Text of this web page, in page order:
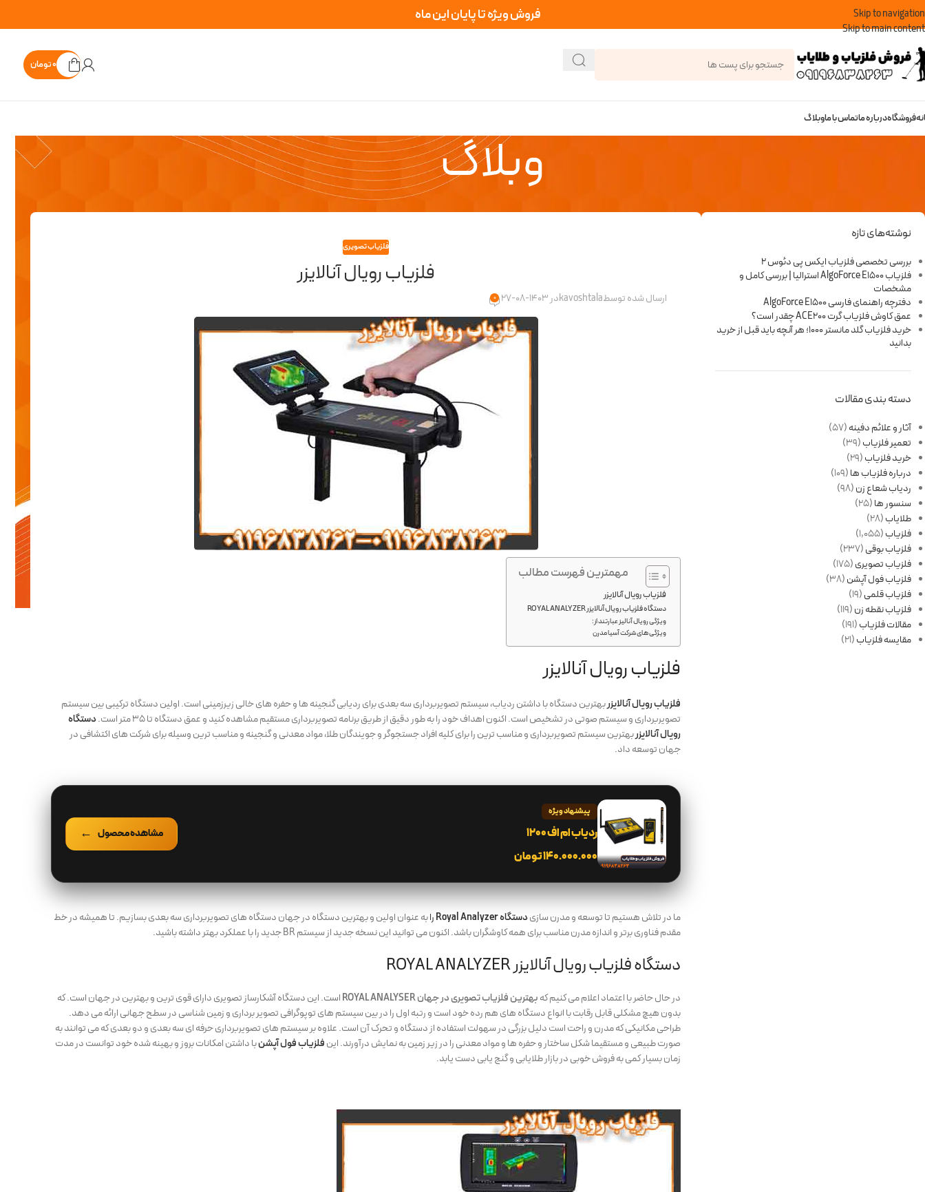
Skip to navigation
Skip to main content
فروش ویژه تا پایان این ماه
۰تومان
فروشگاهدرباره ماتماس با ماوبلاگ
وبلاگ
نوشته‌های تازه
بررسی تخصصی فلزیاب ایکس پی دئوس 2
فلزیاب AlgoForce E1500 استرالیا | بررسی کامل و
مشخصات
دفترچه راهنمای فارسی AlgoForce E1500
عمق کاوش فلزیاب گرت ACE200 چقدر است؟
خرید فلزیاب گلد مانستر 1000؛ هر آنچه باید قبل از خرید
بدانید
دسته بندی مقالات
آثار و علائم دفینه(57)
تعمیر فلزیاب(39)
خرید فلزیاب(29)
درباره فلزیاب ها(109)
ردیاب شعاع زن(98)
سنسور ها(25)
طلایاب(28)
فلزیاب(1,055)
فلزیاب بوقی(237)
فلزیاب تصویری(175)
فلزیاب فول آپشن(38)
فلزیاب قلمی(19)
فلزیاب نقطه زن(119)
مقالات فلزیاب(191)
مقایسه فلزیاب(21)
فلزیاب تصویری
فلزیاب رویال آنالایزر
ارسال شده توسطkavoshtalaدر 1403-08-27 0
مهمترین فهرست مطالب
فلزیاب رویال آنالایزر
دستگاه فلزیاب رویال آنالایزر ROYAL ANALYZER
ویژگی رویال آنالیز عبارتند از:
ویژگی های شرکت آسیا مدرن
فلزیاب رویال آنالایزر
فلزیاب رویال آنالایزربهترین دستگاه با داشتن ردیاب، سیستم تصویربرداری سه بعدی برای ردیابی گنجینه ها و حفره های خالی زیرزمینی است. اولین دستگاه ترکیبی بین سیستم
تصویربرداری و سیستم صوتی در تشخیص است. اکنون اهداف خود را به طور دقیق از طریق برنامه تصویربرداری مستقیم مشاهده کنید و عمق دستگاه تا ۳۵ متر است.
دستگاه
رویال آنالایزربهترین سیستم تصویربرداری و مناسب ترین را برای کلیه افراد جستجوگر و جویندگان طلا، مواد معدنی و گنجینه و مناسب ترین وسیله برای شرکت های اکتشافی در
جهان توسعه داد.
پیشنهاد ویژه
ردیاب ام اف 1200
۱۴۰.۰۰۰.۰۰۰تومان
مشاهده محصول
ما در تلاش هستیم تا توسعه و مدرن سازیدستگاه Royal Analyzer رابه عنوان اولین و بهترین دستگاه در جهان دستگاه های تصویربرداری سه بعدی بسازیم. تا همیشه در خط
مقدم فناوری برتر و اندازه مدرن مناسب برای همه کاوشگران باشد. اکنون می توانید این نسخه جدید از سیستم BR جدید را با عملکرد بهتر داشته باشید.
دستگاه فلزیاب رویال آنالایزر ROYAL ANALYZER
در حال حاضر با اعتماد اعلام می کنیم کهبهترین فلزیاب تصویری در جهان ROYAL ANALYSER
است. این دستگاه آشکارساز تصویری دارای قوی ترین و بهترین در جهان است. که
بدون هیچ مشکلی قابل رقابت با انواع دستگاه های هم رده خود است و رتبه اول را در بین سیستم های توپوگرافی تصویر برداری و زمین شناسی در سطح جهانی ارائه می دهد.
طراحی مکانیکی که مدرن و راحت است دلیل بزرگی در سهولت استفاده از دستگاه و تحرک آن است. علاوه بر سیستم های تصویربرداری حرفه ای سه بعدی و دو بعدی که می توانند به
صورت طبیعی و مستقیما شکل ساختار و حفره ها و مواد معدنی را در زیر زمین به نمایش درآورند. اینفلزیاب فولآپشنبا داشتن امکانات بروز و بهینه شده خود توانست در مدت
زمان بسیار کمی به فروش خوبی در بازار طلایابی و گنج یابی دست یابد.